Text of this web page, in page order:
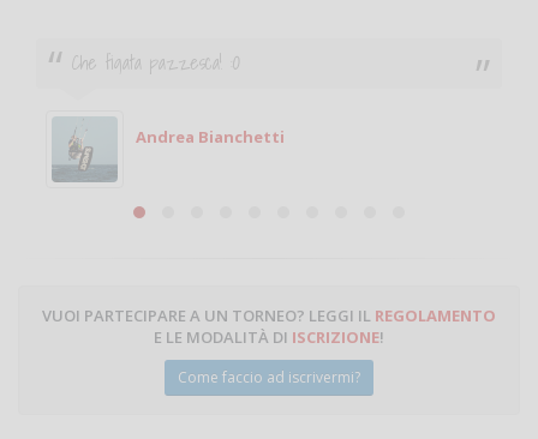
Che figata pazzesca! :O
Andrea Bianchetti
VUOI PARTECIPARE A UN TORNEO? LEGGI IL REGOLAMENTO
E LE MODALITÀ DI ISCRIZIONE!
Come faccio ad iscrivermi?